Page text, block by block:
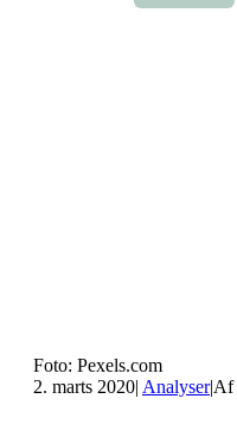
Foto: Pexels.com
2. marts 2020| Analyser|Af